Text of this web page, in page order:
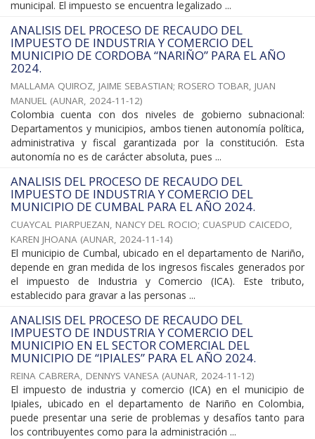
municipal. El impuesto se encuentra legalizado ...
ANALISIS DEL PROCESO DE RECAUDO DEL
IMPUESTO DE INDUSTRIA Y COMERCIO DEL
MUNICIPIO DE CORDOBA “NARIÑO” PARA EL AÑO
2024.
MALLAMA QUIROZ, JAIME SEBASTIAN; ROSERO TOBAR, JUAN
MANUEL (AUNAR, 2024-11-12)
Colombia cuenta con dos niveles de gobierno subnacional:
Departamentos y municipios, ambos tienen autonomía política,
administrativa y fiscal garantizada por la constitución. Esta
autonomía no es de carácter absoluta, pues ...
ANALISIS DEL PROCESO DE RECAUDO DEL
IMPUESTO DE INDUSTRIA Y COMERCIO DEL
MUNICIPIO DE CUMBAL PARA EL AÑO 2024.
CUAYCAL PIARPUEZAN, NANCY DEL ROCIO; CUASPUD CAICEDO,
KAREN JHOANA (AUNAR, 2024-11-14)
El municipio de Cumbal, ubicado en el departamento de Nariño,
depende en gran medida de los ingresos fiscales generados por
el impuesto de Industria y Comercio (ICA). Este tributo,
establecido para gravar a las personas ...
ANALISIS DEL PROCESO DE RECAUDO DEL
IMPUESTO DE INDUSTRIA Y COMERCIO DEL
MUNICIPIO EN EL SECTOR COMERCIAL DEL
MUNICIPIO DE “IPIALES” PARA EL AÑO 2024.
REINA CABRERA, DENNYS VANESA (AUNAR, 2024-11-12)
El impuesto de industria y comercio (ICA) en el municipio de
Ipiales, ubicado en el departamento de Nariño en Colombia,
puede presentar una serie de problemas y desafíos tanto para
los contribuyentes como para la administración ...